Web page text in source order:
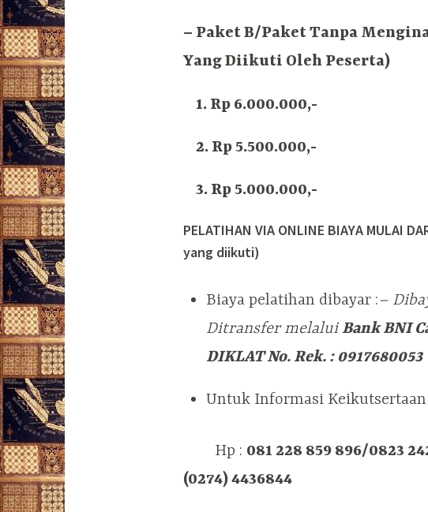
– Paket B/Paket Tanpa
Yang Diikuti Oleh Peserta)
1. Rp 6.000.000,-
2. Rp 5.500.000,-
3. Rp 5.000.000,-
PELATIHAN VIA ONLINE BIAYA MULAI
yang diikuti)
Biaya pelatihan dibayar :–
Ditransfer melaluiBank BNI
DIKLAT No. Rek. : 0917680053
Untuk Informasi
Hp : 081 228 859 896/0823
(0274) 4436844